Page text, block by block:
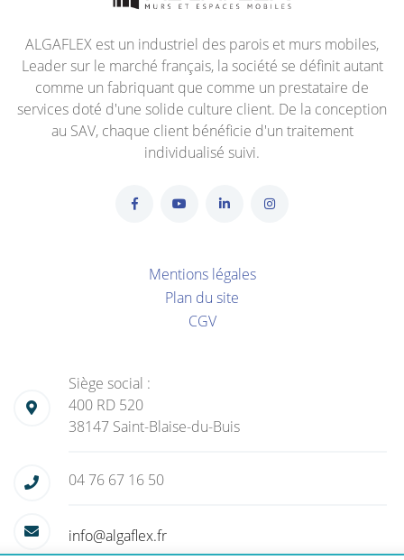
ALGAFLEX est un industriel des parois et murs mobiles,
Leader sur le marché français, la société se définit autant
comme un fabriquant que comme un prestataire de
services doté d'une solide culture client. De la conception
au SAV, chaque client bénéficie d'un traitement
individualisé suivi.
Mentions légales
Plan du site
CGV
Siège social :
400 RD 520
38147 Saint-Blaise-du-Buis
04 76 67 16 50
info@algaflex.fr